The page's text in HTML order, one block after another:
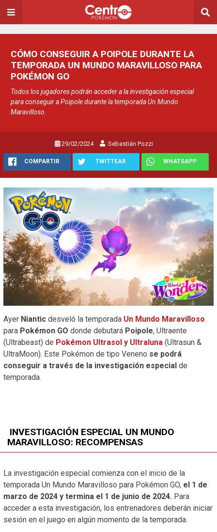
CÓMO CONSEGUIR A POIPOLE DURANTE LA
TEMPORADA UN MUNDO MARAVILLOSO PARA
POKÉMON GO
Todos los jugadores podrán acceder a la investigación especial
para conseguir a Poipole durante la temporada Un Mundo
Maravilloso.
29/02/2024 Sebastián Pozzi
COMPARTIR TWITTEAR WHATSAPP
Ayer Niantic desveló la temporada Un Mundo Maravilloso
para Pokémon GO donde debutará Poipole, Ultraente
(Ultrabeast) de Pokémon Ultrasol y Ultraluna (Ultrasun &
UltraMoon). Este Pokémon de tipo Veneno se podrá
conseguir a través de la investigación especial de
temporada.
INVESTIGACIÓN ESPECIAL UN MUNDO
MARAVILLOSO: RECOMPENSAS
La investigación especial comienza con el inicio de la
temporada Un Mundo Maravilloso para Pokémon GO, el 1 de
marzo de 2024 y termina el 1 de junio de 2024. Para
acceder a esta investigación, los entrenadores deberán iniciar
sesión en el juego en algún momento de la temporada.